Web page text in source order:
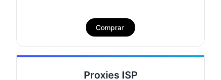
Comprar
Proxies ISP